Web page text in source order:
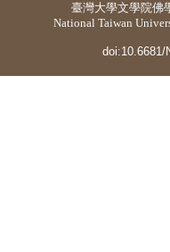
臺灣大學文學院佛
National Taiwan
doi:10.6681/